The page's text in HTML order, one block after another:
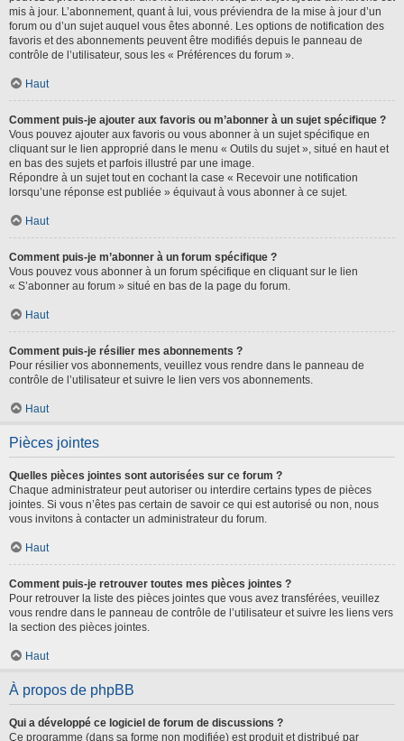
mis à jour. L’abonnement, quant à lui, vous préviendra de la mise à jour d’un
forum ou d’un sujet auquel vous êtes abonné. Les options de notification des
favoris et des abonnements peuvent être modifiés depuis le panneau de
contrôle de l’utilisateur, sous les « Préférences du forum ».
Haut
Comment puis-je ajouter aux favoris ou m’abonner à un sujet spécifique ?
Vous pouvez ajouter aux favoris ou vous abonner à un sujet spécifique en
cliquant sur le lien approprié dans le menu « Outils du sujet », situé en haut et
en bas des sujets et parfois illustré par une image.
Répondre à un sujet tout en cochant la case « Recevoir une notification
lorsqu’une réponse est publiée » équivaut à vous abonner à ce sujet.
Haut
Comment puis-je m’abonner à un forum spécifique ?
Vous pouvez vous abonner à un forum spécifique en cliquant sur le lien
« S’abonner au forum » situé en bas de la page du forum.
Haut
Comment puis-je résilier mes abonnements ?
Pour résilier vos abonnements, veuillez vous rendre dans le panneau de
contrôle de l’utilisateur et suivre le lien vers vos abonnements.
Haut
Pièces jointes
Quelles pièces jointes sont autorisées sur ce forum ?
Chaque administrateur peut autoriser ou interdire certains types de pièces
jointes. Si vous n’êtes pas certain de savoir ce qui est autorisé ou non, nous
vous invitons à contacter un administrateur du forum.
Haut
Comment puis-je retrouver toutes mes pièces jointes ?
Pour retrouver la liste des pièces jointes que vous avez transférées, veuillez
vous rendre dans le panneau de contrôle de l’utilisateur et suivre les liens vers
la section des pièces jointes.
Haut
À propos de phpBB
Qui a développé ce logiciel de forum de discussions ?
Ce programme (dans sa forme non modifiée) est produit et distribué par